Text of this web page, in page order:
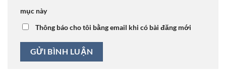
mục này
Thông báo cho tôi bằng email khi có bài đăng mới